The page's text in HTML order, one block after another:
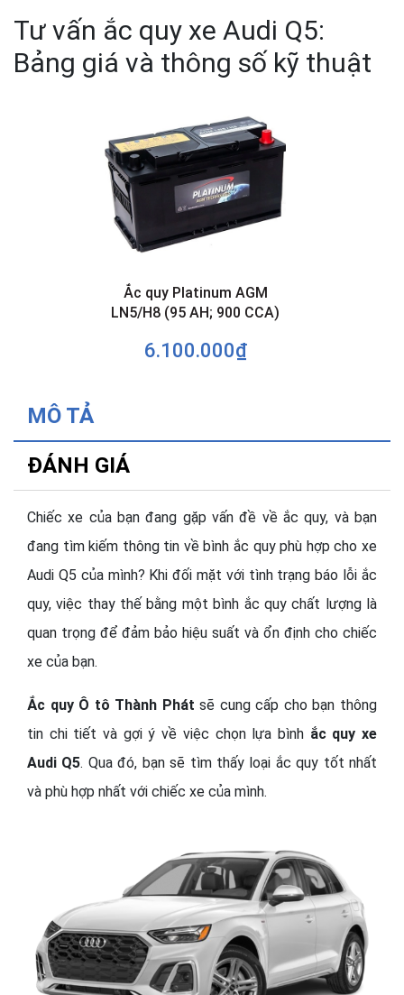
Tư vấn ắc quy xe Audi Q5:
Bảng giá và thông số kỹ thuật
Ắc quy Platinum AGM
LN5/H8 (95 AH; 900 CCA)
6.100.000₫
MÔ TẢ
ĐÁNH GIÁ
Chiếc xe của bạn đang gặp vấn đề về ắc quy, và bạn
đang tìm kiếm thông tin về bình ắc quy phù hợp cho xe
Audi Q5 của mình? Khi đối mặt với tình trạng báo lỗi ắc
quy, việc thay thế bằng một bình ắc quy chất lượng là
quan trọng để đảm bảo hiệu suất và ổn định cho chiếc
xe của bạn.
Ắc quy Ô tô Thành Phát sẽ cung cấp cho bạn thông
tin chi tiết và gợi ý về việc chọn lựa bình ắc quy xe
Audi Q5. Qua đó, bạn sẽ tìm thấy loại ắc quy tốt nhất
và phù hợp nhất với chiếc xe của mình.